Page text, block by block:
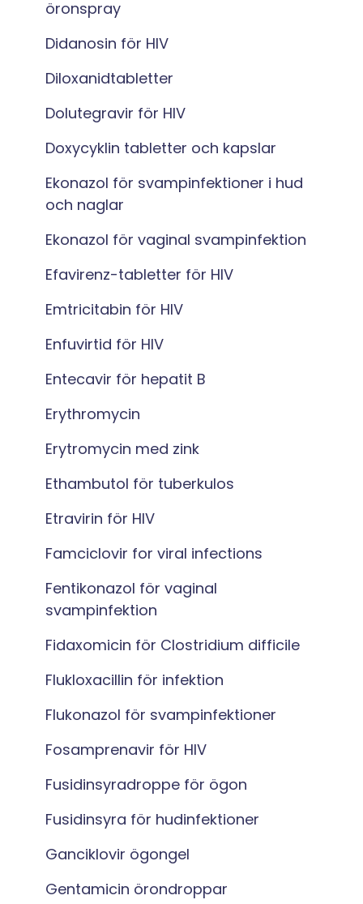
öronspray
Didanosin för HIV
Diloxanidtabletter
Dolutegravir för HIV
Doxycyklin tabletter och kapslar
Ekonazol för svampinfektioner i hud
och naglar
Ekonazol för vaginal svampinfektion
Efavirenz-tabletter för HIV
Emtricitabin för HIV
Enfuvirtid för HIV
Entecavir för hepatit B
Erythromycin
Erytromycin med zink
Ethambutol för tuberkulos
Etravirin för HIV
Famciclovir for viral infections
Fentikonazol för vaginal
svampinfektion
Fidaxomicin för Clostridium difficile
Flukloxacillin för infektion
Flukonazol för svampinfektioner
Fosamprenavir för HIV
Fusidinsyradroppe för ögon
Fusidinsyra för hudinfektioner
Ganciklovir ögongel
Gentamicin örondroppar